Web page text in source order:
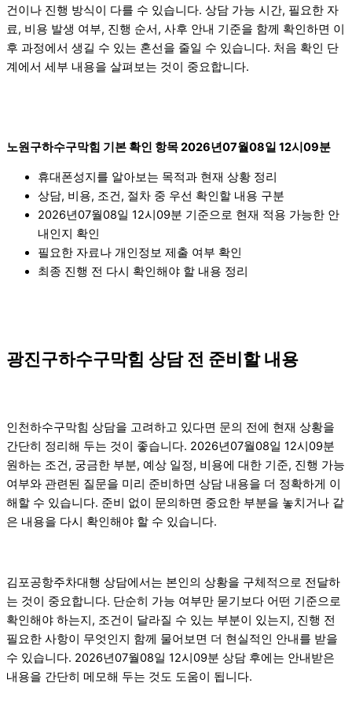
건이나 진행 방식이 다를 수 있습니다. 상담 가능 시간, 필요한 자
료, 비용 발생 여부, 진행 순서, 사후 안내 기준을 함께 확인하면 이
후 과정에서 생길 수 있는 혼선을 줄일 수 있습니다. 처음 확인 단
계에서 세부 내용을 살펴보는 것이 중요합니다.
노원구하수구막힘 기본 확인 항목 2026년07월08일 12시09분
휴대폰성지를 알아보는 목적과 현재 상황 정리
상담, 비용, 조건, 절차 중 우선 확인할 내용 구분
2026년07월08일 12시09분 기준으로 현재 적용 가능한 안
내인지 확인
필요한 자료나 개인정보 제출 여부 확인
최종 진행 전 다시 확인해야 할 내용 정리
광진구하수구막힘 상담 전 준비할 내용
인천하수구막힘 상담을 고려하고 있다면 문의 전에 현재 상황을
간단히 정리해 두는 것이 좋습니다. 2026년07월08일 12시09분
원하는 조건, 궁금한 부분, 예상 일정, 비용에 대한 기준, 진행 가능
여부와 관련된 질문을 미리 준비하면 상담 내용을 더 정확하게 이
해할 수 있습니다. 준비 없이 문의하면 중요한 부분을 놓치거나 같
은 내용을 다시 확인해야 할 수 있습니다.
김포공항주차대행 상담에서는 본인의 상황을 구체적으로 전달하
는 것이 중요합니다. 단순히 가능 여부만 묻기보다 어떤 기준으로
확인해야 하는지, 조건이 달라질 수 있는 부분이 있는지, 진행 전
필요한 사항이 무엇인지 함께 물어보면 더 현실적인 안내를 받을
수 있습니다. 2026년07월08일 12시09분 상담 후에는 안내받은
내용을 간단히 메모해 두는 것도 도움이 됩니다.